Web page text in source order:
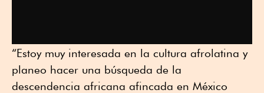
“Estoy muy interesada en la cultura afrolatina y
planeo hacer una búsqueda de la
descendencia africana afincada en México